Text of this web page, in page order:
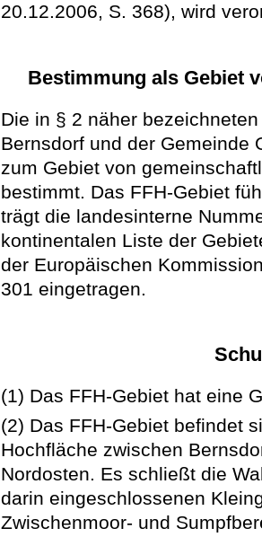
20.12.2006, S. 368), wird
Bestimmung als Gebiet
Die in § 2 näher
Bernsdorf und der Gemeinde
zum Gebiet von
bestimmt. Das FFH-Gebiet
trägt die landesinterne
kontinentalen Liste der
der Europäischen
301 eingetragen.
(1) Das FFH-Gebiet hat eine
(2) Das FFH-Gebiet befindet
Hochfläche zwischen
Nordosten. Es schließt die
darin eingeschlossenen
Zwischenmoor- und